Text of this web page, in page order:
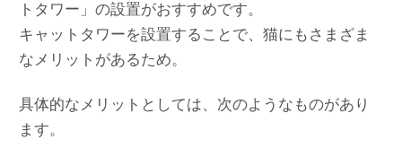
トタワー」の設置がおすすめです。
キャットタワーを設置することで、猫にもさまざま
なメリットがあるため。
具体的なメリットとしては、次のようなものがあり
ます。